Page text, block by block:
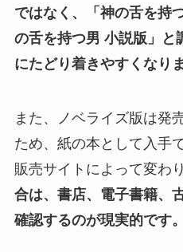
ではなく、「神の舌を持
の舌を持つ男 小説版」と
にたどり着きやすくなりま
また、ノベライズ版は発
ため、紙の本として入手
販売サイトによって変わ
合は、書店、電子書籍、
確認するのが現実的です。